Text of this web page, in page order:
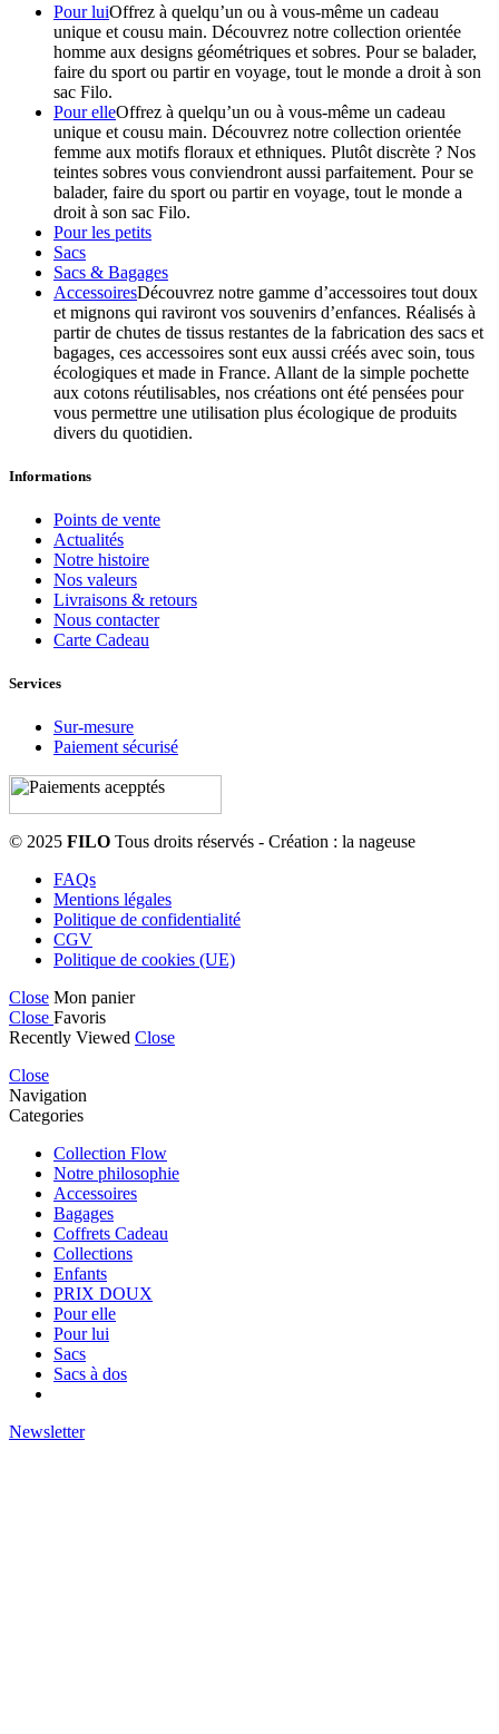
Pour luiOffrez à quelqu’un ou à vous-même un cadeau
unique et cousu main. Découvrez notre collection orientée
homme aux designs géométriques et sobres. Pour se balader,
faire du sport ou partir en voyage, tout le monde a droit à son
sac Filo.
Pour elleOffrez à quelqu’un ou à vous-même un cadeau
unique et cousu main. Découvrez notre collection orientée
femme aux motifs floraux et ethniques. Plutôt discrète ? Nos
teintes sobres vous conviendront aussi parfaitement. Pour se
balader, faire du sport ou partir en voyage, tout le monde a
droit à son sac Filo.
Pour les petits
Sacs
Sacs & Bagages
AccessoiresDécouvrez notre gamme d’accessoires tout doux
et mignons qui raviront vos souvenirs d’enfances. Réalisés à
partir de chutes de tissus restantes de la fabrication des sacs et
bagages, ces accessoires sont eux aussi créés avec soin, tous
écologiques et made in France. Allant de la simple pochette
aux cotons réutilisables, nos créations ont été pensées pour
vous permettre une utilisation plus écologique de produits
divers du quotidien.
Informations
Points de vente
Actualités
Notre histoire
Nos valeurs
Livraisons & retours
Nous contacter
Carte Cadeau
Services
Sur-mesure
Paiement sécurisé
© 2025 FILO Tous droits réservés - Création : la nageuse
FAQs
Mentions légales
Politique de confidentialité
CGV
Politique de cookies (UE)
Close Mon panier
Close Favoris
Recently Viewed Close
Close
Navigation
Categories
Collection Flow
Notre philosophie
Accessoires
Bagages
Coffrets Cadeau
Collections
Enfants
PRIX DOUX
Pour elle
Pour lui
Sacs
Sacs à dos
Newsletter